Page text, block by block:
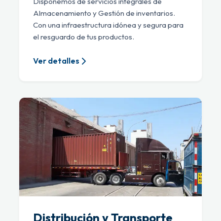
Almacenamiento y Gestión de inventarios.
Con una infraestructura idónea y segura para
el resguardo de tus productos.
Ver detalles
Distribución y Transporte